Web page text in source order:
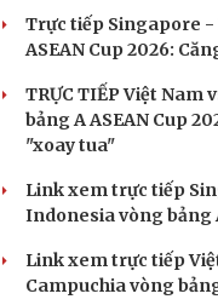
Trực tiếp Singapore
ASEAN Cup 2026:
TRỰC TIẾP Việt Nam
bảng A ASEAN Cup
"xoay tua"
Link xem trực tiếp
Indonesia vòng bảng
Link xem trực tiếp
Campuchia vòng